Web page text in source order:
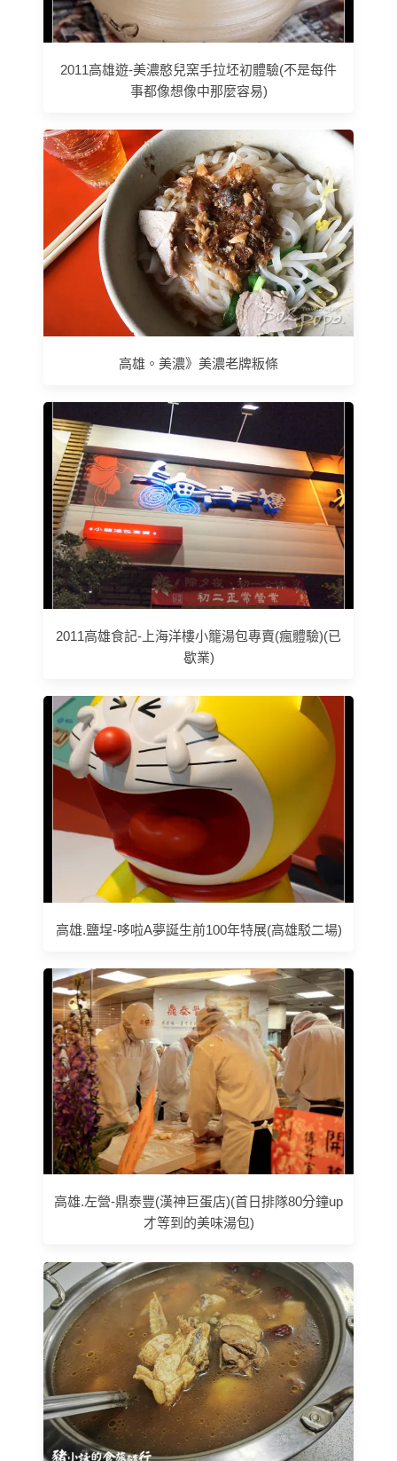
2011高雄遊-美濃憨兒窯手拉坯初體驗(不是每件
事都像想像中那麼容易)
高雄。美濃》美濃老牌粄條
2011高雄食記-上海洋樓小籠湯包專賣(瘋體驗)(已
歇業)
高雄.鹽埕-哆啦A夢誕生前100年特展(高雄駁二場)
高雄.左營-鼎泰豐(漢神巨蛋店)(首日排隊80分鐘up
才等到的美味湯包)